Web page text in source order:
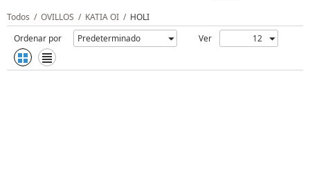
Todos / OVILLOS / KATIA OI / HOLI
Ordenar por
Ver